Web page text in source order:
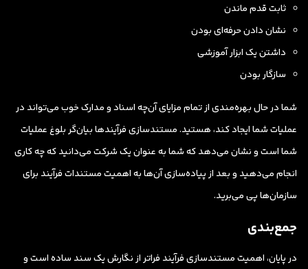
ثابت قدم ماندن
نشان دادن حرفه‌ای بودن
داشتن یک ابزار آموزشی
سازگار بودن
شما در حال بهره‌مندی از تمام مزایای آن‌چه اسناد و مدارک خوب می‌تواند در
عملیات شما ایجاد کند، هستید. مستندسازی فرآیندها بیان‌گر بلوغ عملیات
شما است و نشان می‌دهد که شما به عنوان یک شرکت می‌دانید که چه کاری
انجام می‌دهید و بعد از پیاده‌سازی آن‌ها به اهمیت مستندات فرآیند برای
سازمان‌ها پی می‌برید.
جمع‌بندی
در پایان، اهمیت مستندسازی فرآیند فراتر از نگارش یک سند ساده است و